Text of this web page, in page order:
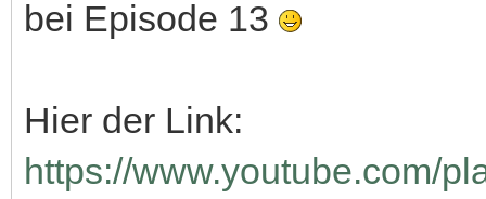
bei Episode 13
Hier der Link:
https://www.youtube.com/